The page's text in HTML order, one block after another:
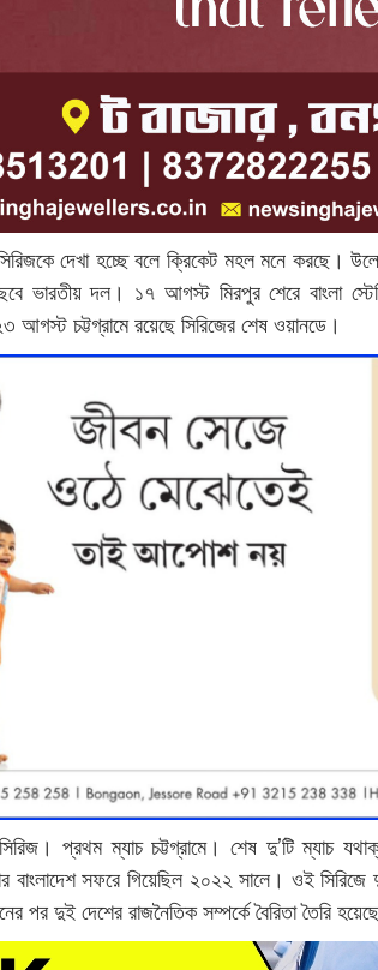
দেখা হচ্ছে বলে ক্রিকেট মহল মনে করছে।
ভারতীয় দল। ১৭ আগস্ট মিরপুর শেরে বাংলা
চট্টগ্রামে রয়েছে সিরিজের শেষ ওয়ানডে।
প্রথম ম্যাচ চট্টগ্রামে। শেষ দু’টি ম্যাচ
বাংলাদেশ সফরে গিয়েছিল ২০২২ সালে। ওই
পর দুই দেশের রাজনৈতিক সম্পর্কে বৈরিতা তৈরি